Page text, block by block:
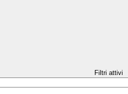
Filtri attivi